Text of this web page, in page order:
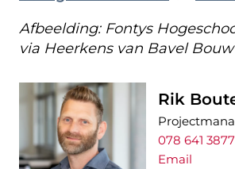
Afbeelding: Fontys
via Heerkens van Bavel Bouw
Rik
078 641 3877
Email